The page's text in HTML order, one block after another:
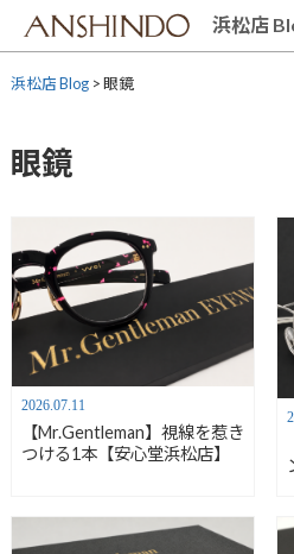
content
浜松店
浜松店 Blog>眼鏡
眼鏡
2026.07.11
【Mr.Gentleman】視線を惹き
つける1本【安心堂浜松店】